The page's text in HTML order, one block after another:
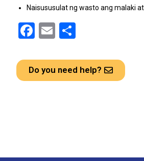
Naisususulat ng wasto ang malaki
F
ce
b
E
ail ar
e
Do you need help?